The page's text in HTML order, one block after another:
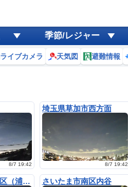
季節/レジャー
ライブカメラ 天気図 避難情報
8/7 19:42
埼玉県草加市西方面
8/7 19:42
さいたま市浦和区（浦和駅上空） さいたま市南区内谷